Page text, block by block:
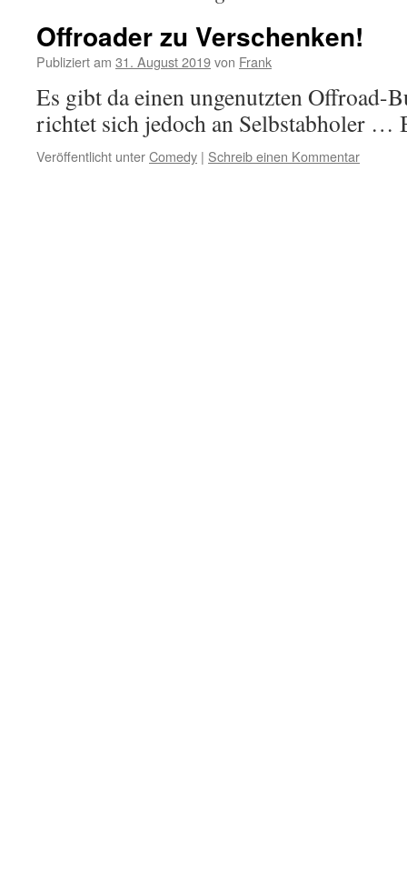
Offroader zu Verschenken!
Publiziert am 31. August 2019von Frank
Es gibt da einen ungenutzten Offroad-
richtet sich jedoch an Selbstabholer …
Veröffentlicht unterComedy | Schreib einen Kommentar